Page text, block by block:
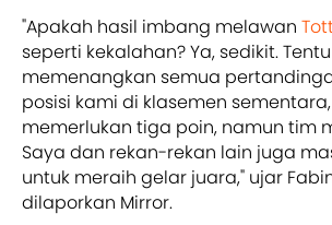
"Apakah hasil imbang melawan
seperti kekalahan? Ya, sedikit.
memenangkan semua
posisi kami di klasemen
memerlukan tiga poin, namun tim
Saya dan rekan-rekan lain juga
untuk meraih gelar juara," ujar
dilaporkan Mirror.